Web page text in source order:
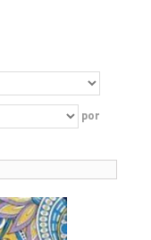
por